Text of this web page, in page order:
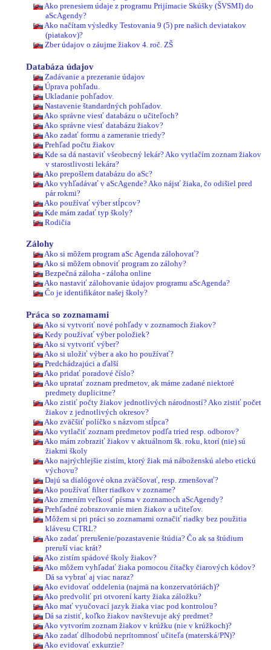
Ako prenesiem údaje z programu Prijímacie Skúšky (ŠVSMI) do
aScAgendy?
Ako načítam výsledky Testovania 9 (5) pre našich deviatakov
(piatakov)?
Zber údajov o záujme žiakov 4. roč. ZŠ
Databáza údajov
Zadávanie a prezeranie údajov
Úprava pohľadu.
Ukladanie pohľadov.
Nastavenie štandardných pohľadov.
Ako správne viesť databázu o učiteľoch?
Ako správne viesť databázu žiakov?
Ako zadať formu a zameranie triedy?
Prehľad počtu žiakov
Kde sa dá nastaviť všeobecný lekár? Ako vytlačím zoznam žiakov
v starostlivosti lekára?
Ako prepošlem databázu do aSc?
Ako vyhľadávať v aScAgende? Ako nájsť žiaka, čo odišiel pred
pár rokmi?
Ako používať výber stĺpcov?
Kde mám zadať typ školy?
Rodičia
Zálohy
Ako si môžem program aSc Agenda zálohovať?
Ako si môžem obnoviť program zo zálohy?
Bezpečná záloha - záloha online
Ako nastaviť zálohovanie údajov programu aScAgenda?
Čo je identifikátor našej školy?
Práca so zoznamami
Ako si vytvoriť nové pohľady v zoznamoch žiakov?
Kedy používať výber položiek?
Ako si vytvoriť výber?
Ako si uložiť výber a ako ho používať?
Predchádzajúci a ďalší
Ako pridať poradové číslo?
Ako upratať zoznam predmetov, ak máme zadané niektoré
predmety duplicitne?
Ako zistiť počty žiakov jednotlivých národností? Ako zistiť počet
žiakov z jednotlivých okresov?
Ako zväčšiť políčko s názvom stĺpca?
Ako vytlačiť zoznam predmetov podľa tried resp. odborov?
Ako mám zobraziť žiakov v aktuálnom šk. roku, ktorí (nie) sú
žiakmi školy
Ako najrýchlejšie zistím, ktorý žiak má náboženskú alebo etickú
výchovu?
Dajú sa dialógové okna zväčšovať, resp. zmenšovať?
Ako používať filter riadkov v zozname?
Ako zmením veľkosť písma v zoznamoch aScAgendy?
Prehľadné zobrazovanie mien žiakov a učiteľov.
Môžem si pri práci so zoznamami označiť riadky bez použitia
klávesu CTRL?
Ako zadať prerušenie/pozastavenie štúdia? Čo ak sa štúdium
preruší viac krát?
Ako zistím spádové školy žiakov?
Ako môžem vyhľadať žiaka pomocou čítačky čiarových kódov?
Dá sa vybrať aj viac naraz?
Ako evidovať oddelenia (najmä na konzervatóriách)?
Ako predvoliť pri otvorení karty žiaka záložku?
Ako mať vyučovací jazyk žiaka viac pod kontrolou?
Dá sa zistiť, koľko žiakov navštevuje aký predmet?
Ako vytvorím zoznam žiakov v krúžku (nie v krúžkoch)?
Ako zadať dlhodobú neprítomnosť učiteľa (materská/PN)?
Ako evidovať exkurzie?